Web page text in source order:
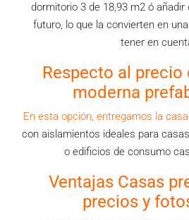
dormitorio 3 de 18,93 m2 ó añadir
futuro, lo que la convierten en
tener en
Respecto al precio
moderna
En esta opción, entregamos la casa
con aislamientos ideales para
o edificios de consumo
Ventajas Casas
precios y